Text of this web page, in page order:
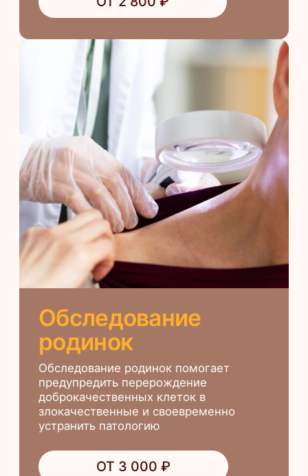
Лазерное удаление
ангиофибромы
Надежный и безболезненный метод
избавления от неэстетичных узелков на
коже и слизистой
ОТ 3 000 ₽